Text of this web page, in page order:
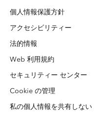
ArcGIS Location Platform
ArcGIS Architecture Center
イベント
ArcNews
ArcWatch
Esri Press
Esri ビデオ
GIS 用語集
パートナー
環境および持続可能性の取り組み
災害対応
非営利組織
個人情報保護方針
アクセシビリティー
法的情報
Web 利用規約
セキュリティー センター
Cookie の管理
私の個人情報を共有しない